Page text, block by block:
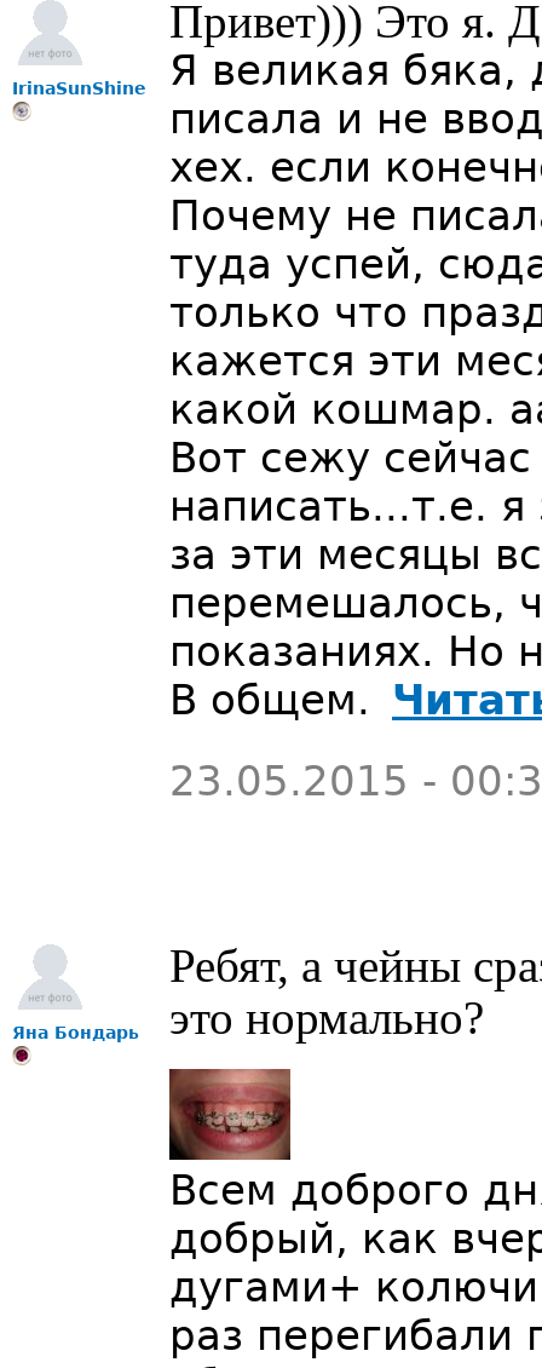
IrinaSunShine
Привет))) Это я.
Я великая бяка,
писала и не
хех. если
Почему не
туда успей,
только что
кажется эти
какой кошмар.
Вот сежу
написать...т.е.
за эти месяцы
перемешалось,
показаниях. Но
В общем.
23.05.2015 -
Яна Бондарь
Ребят, а чейны
это нормально?
Всем доброго
добрый, как
дугами+
раз перегибали